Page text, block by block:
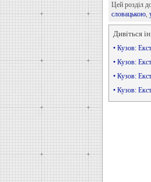
Цей розділ
словацькою,
Дивіться
• Кузов:
• Кузов:
• Кузов:
• Кузов: